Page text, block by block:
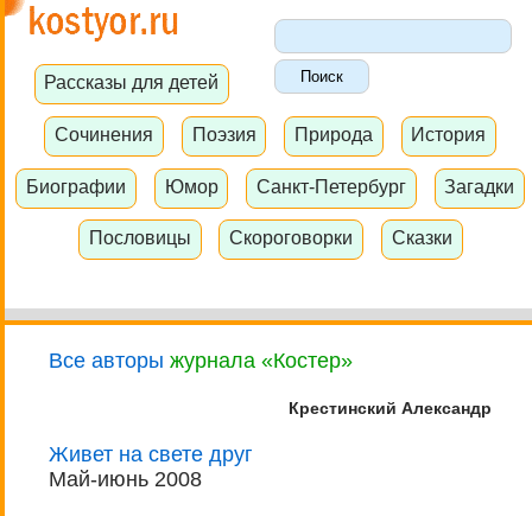
Рассказы для детей
Сочинения Поэзия Природа История
Биографии Юмор Санкт-Петербург Загадки
Пословицы Скороговорки Сказки
Все авторы журнала «Костер»
Крестинский Александр
Живет на свете друг
Май-июнь 2008